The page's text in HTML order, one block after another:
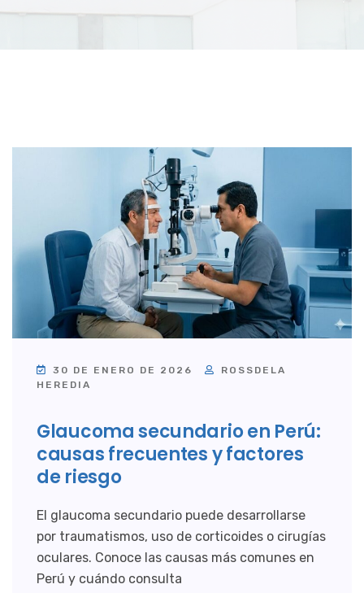
30 DE ENERO DE 2026
ROSSDELA
HEREDIA
Glaucoma secundario en Perú:
causas frecuentes y factores
de riesgo
El glaucoma secundario puede desarrollarse
por traumatismos, uso de corticoides o cirugías
oculares. Conoce las causas más comunes en
Perú y cuándo consulta